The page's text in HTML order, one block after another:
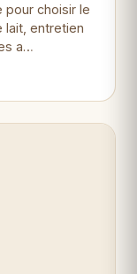
pour choisir le
lait, entretien
a…